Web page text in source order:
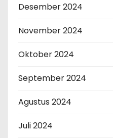
Desember 2024
November 2024
Oktober 2024
September 2024
Agustus 2024
Juli 2024